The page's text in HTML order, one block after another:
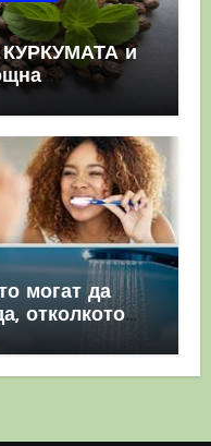
КУРКУМАТА и
могат да
отколкото